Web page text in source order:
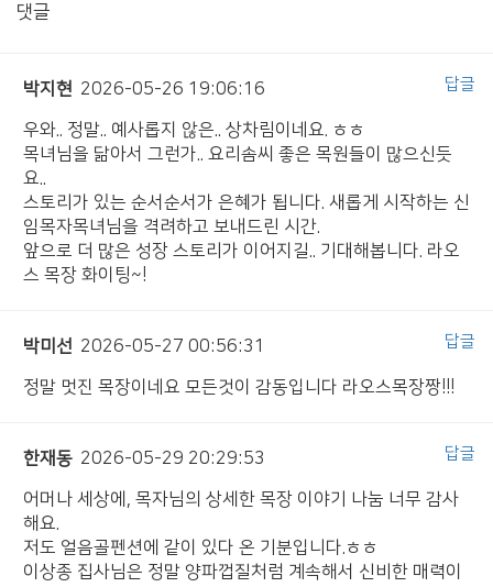
댓글
박지현 2026-05-26 19:06:16
우와.. 정말.. 예사롭지 않은.. 상차림이네요. ㅎㅎ
목녀님을 닮아서 그런가.. 요리솜씨 좋은 목원들이 많으신듯
요..
스토리가 있는 순서순서가 은혜가 됩니다. 새롭게 시작하는 신
임목자목녀님을 격려하고 보내드린 시간.
앞으로 더 많은 성장 스토리가 이어지길.. 기대해봅니다. 라오
스 목장 화이팅~!
답글
박미선 2026-05-27 00:56:31
정말 멋진 목장이네요 모든것이 감동입니다 라오스목장짱!!!
답글
한재동 2026-05-29 20:29:53
어머나 세상에, 목자님의 상세한 목장 이야기 나눔 너무 감사
해요.
저도 얼음골펜션에 같이 있다 온 기분입니다.ㅎㅎ
이상종 집사님은 정말 양파껍질처럼 계속해서 신비한 매력이
답글